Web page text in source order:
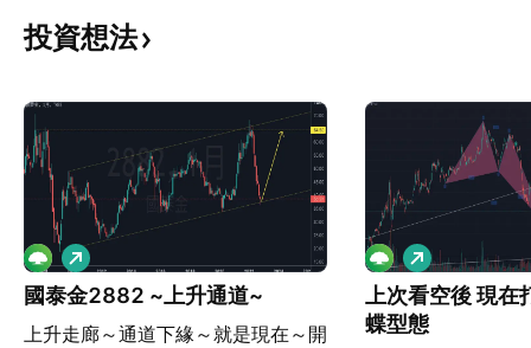
投資想法
國泰金2882 ~上升通道~
上升走廊～通道下緣～就是現在～開
看
多
上次看空後 現
蝶型態
看
多